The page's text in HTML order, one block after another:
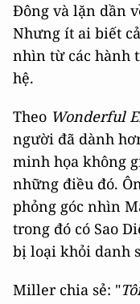
Đông và lặn dần
Nhưng ít ai biết
nhìn từ các hành
hệ.
Theo Wonderful
người đã dành
minh họa không
những điều đó.
phỏng góc nhìn
trong đó có Sao
bị loại khỏi danh
Miller chia sẻ: "